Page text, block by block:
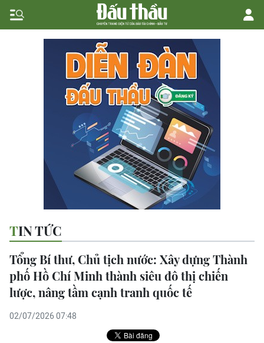
TIN TỨC
Tổng Bí thư, Chủ tịch nước: Xây dựng Thành
phố Hồ Chí Minh thành siêu đô thị chiến
lược, nâng tầm cạnh tranh quốc tế
02/07/2026 07:48